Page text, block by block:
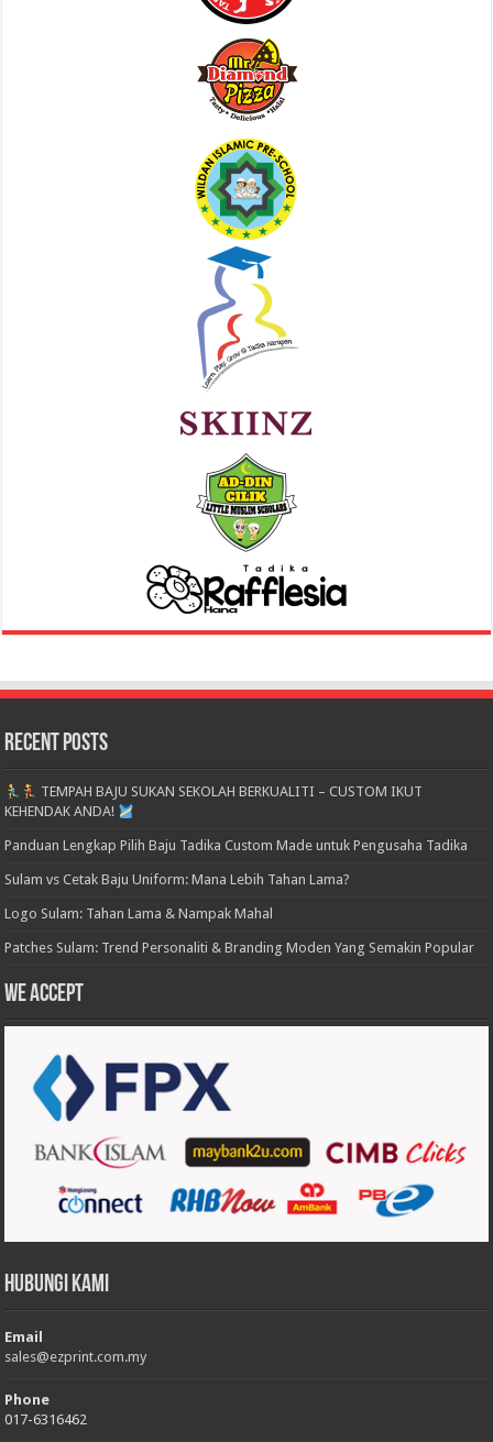
Recent Posts
TEMPAH BAJU SUKAN SEKOLAH BERKUALITI – CUSTOM IKUT
KEHENDAK ANDA!
Panduan Lengkap Pilih Baju Tadika Custom Made untuk Pengusaha Tadika
Sulam vs Cetak Baju Uniform: Mana Lebih Tahan Lama?
Logo Sulam: Tahan Lama & Nampak Mahal
Patches Sulam: Trend Personaliti & Branding Moden Yang Semakin Popular
We accept
Hubungi Kami
Email
sales@ezprint.com.my
Phone
017-6316462